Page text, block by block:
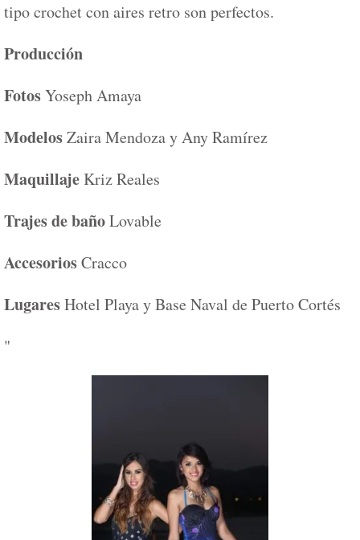
tipo crochet con aires retro son perfectos.
Producción
FotosYoseph Amaya
ModelosZaira Mendoza y Any Ramírez
Maquillaje Kriz Reales
Trajes de bañoLovable
AccesoriosCracco
LugaresHotel Playa y Base Naval de Puerto Cortés
"